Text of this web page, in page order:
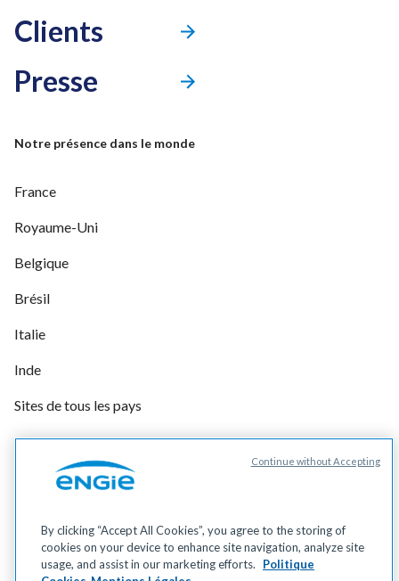
Clients
Presse
Notre présence dans le monde
France
Royaume-Uni
Belgique
Brésil
Italie
Inde
Sites de tous les pays
Gérer vos cookies
Données personnelles
Mentions légales
Accessibilité
By clicking “Accept All Cookies”, you agree to the storing of
cookies on your device to enhance site navigation, analyze site
usage, and assist in our marketing efforts.
Politique
Continue without Accepting